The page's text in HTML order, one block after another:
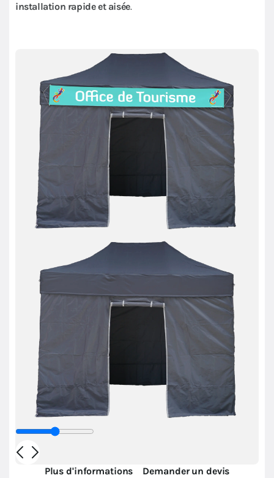
installation rapide et aisée.
Plus d'informations Demander un devis